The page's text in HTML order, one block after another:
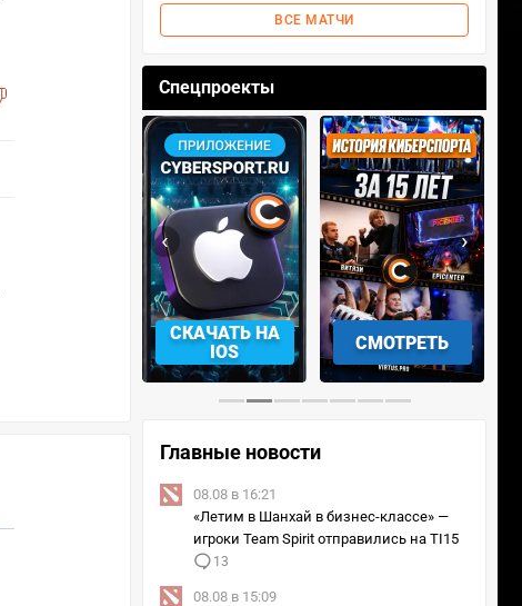
ВСЕ МАТЧИ
Спецпроекты
СМОТРЕТЬ УЧАСТВОВАТЬ
‹ ›
Главные новости
08.08 в 16:21
«Летим в Шанхай в бизнес-классе» —
игроки Team Spirit отправились на TI15
13
08.08 в 15:09